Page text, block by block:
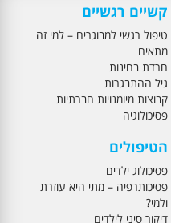
קשיים רגשיים
טיפול רגשי למבוגרים – למי זה
מתאים
חרדת בחינות
גיל ההתבגרות
קבוצות מיומנויות חברתיות
פסיכולוגיה
הטיפולים
פסיכולוג ילדים
פסיכותרפיה – מתי היא עוזרת
ולמי?
דיקור סיני לילדים